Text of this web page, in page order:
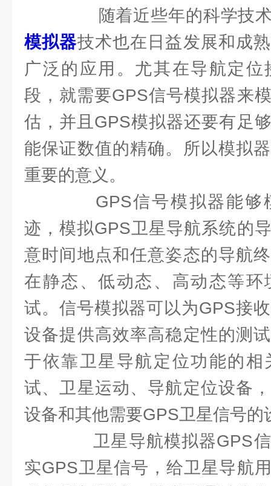
随着近些年的科学技术
模拟器技术也在日益发展和成
广泛的应用。尤其在导航定
段，就需要GPS信号模拟器来
估，并且GPS模拟器还要有足
能保证数值的精确。所以模拟
重要的意义。
GPS信号模拟器能够
迹，模拟GPS卫星导航系统的
意时间地点和任意姿态的导航
在静态、低动态、高动态等环
试。信号模拟器可以为GPS接
设备提供高效率高稳定性的测
于依靠卫星导航定位功能的相
试、卫星运动、导航定位设备
设备和其他需要GPS卫星信号的
卫星导航模拟器GPS信
实GPS卫星信号，给卫星导航